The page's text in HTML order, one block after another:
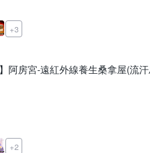
+3
阿房宮-遠紅外線養生桑拿屋(流
+2